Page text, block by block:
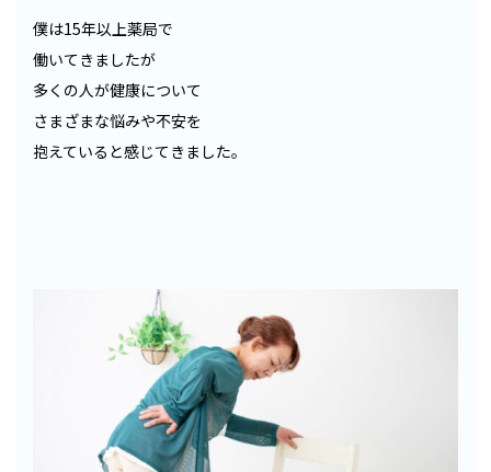
僕は15年以上薬局で
働いてきましたが
多くの人が健康について
さまざまな悩みや不安を
抱えていると感じてきました。